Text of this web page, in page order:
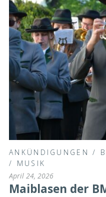
ANKÜNDIGUNGEN /
/ MUSIK
April 24, 2026
Maiblasen der